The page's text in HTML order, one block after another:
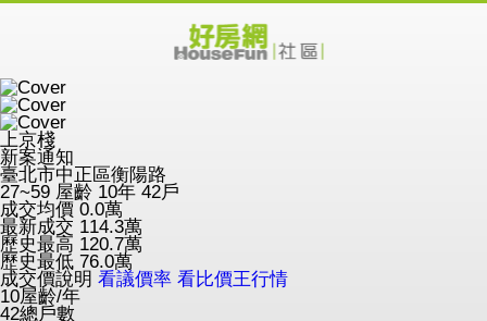
上京棧
新案通知
臺北市中正區衡陽路
27~59 屋齡 10年 42戶
成交均價 0.0萬
最新成交 114.3萬
歷史最高 120.7萬
歷史最低 76.0萬
成交價說明 看議價率 看比價王行情
10屋齡/年
42總戶數